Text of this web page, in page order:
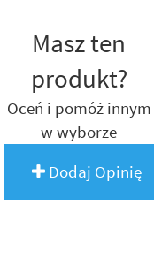
Masz ten
produkt?
Oceń i pomóż innym
w wyborze
Dodaj Opinię